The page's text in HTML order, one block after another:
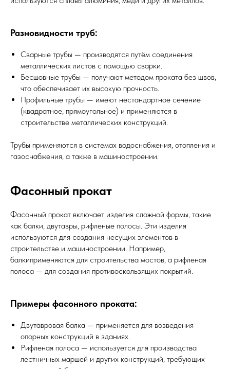
Разновидности труб:
Сварные трубы — производятся путём соединения
металлических листов с помощью сварки.
Бесшовные трубы — получают методом проката без швов,
что обеспечивает их высокую прочность.
Профильные трубы — имеют нестандартное сечение
(квадратное, прямоугольное) и применяются в
строительстве металлических конструкций.
Трубы применяются в системах водоснабжения, отопления и
газоснабжения, а также в машиностроении.
Фасонный прокат
Фасонный прокат включает изделия сложной формы, такие
как балки, двутавры, рифленые полосы. Эти изделия
используются для создания несущих элементов в
строительстве и машиностроении. Например,
балкиприменяются для строительства мостов, а рифленая
полоса — для создания противоскользящих покрытий.
Примеры фасонного проката:
Двутавровая балка — применяется для возведения
опорных конструкций в зданиях.
Рифленая полоса — используется для производства
лестничных маршей и других конструкций, требующих